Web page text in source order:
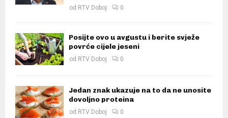
od RTV Doboj 0
Posijte ovo u avgustu i berite svježe
povrće cijele jeseni
od RTV Doboj 0
Jedan znak ukazuje na to da ne unosite
dovoljno proteina
od RTV Doboj 0